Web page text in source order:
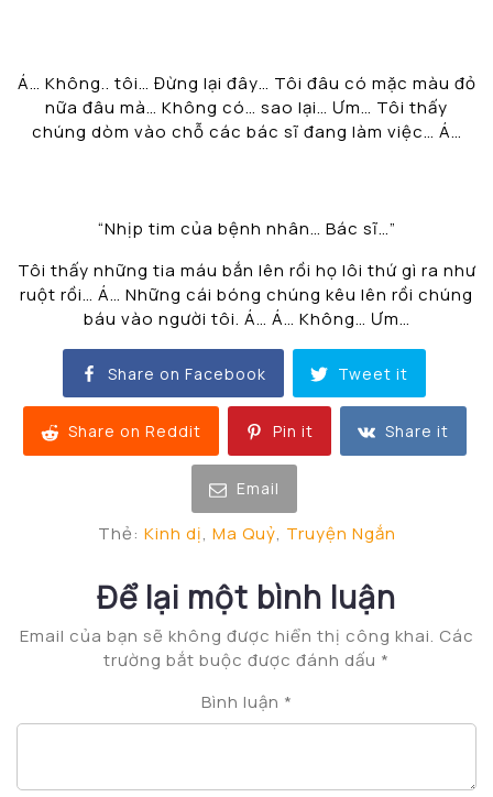
Á… Không.. tôi… Đừng lại đây… Tôi đâu có mặc màu đỏ
nữa đâu mà… Không có… sao lại… Ưm… Tôi thấy
chúng dòm vào chỗ các bác sĩ đang làm việc… Á…
“Nhịp tim của bệnh nhân… Bác sĩ…”
Tôi thấy những tia máu bắn lên rồi họ lôi thứ gì ra như
ruột rồi… Á… Những cái bóng chúng kêu lên rồi chúng
báu vào người tôi. Á… Á… Không… Ưm…
Share on Facebook Tweet it
Share on Reddit Pin it Share it
Email
Thẻ: Kinh dị, Ma Quỷ, Truyện Ngắn
Để lại một bình luận
Email của bạn sẽ không được hiển thị công khai. Các
trường bắt buộc được đánh dấu *
Bình luận *